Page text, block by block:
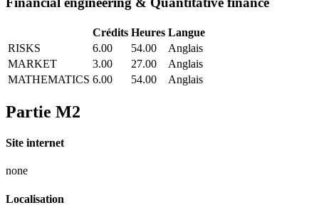
Crédits Heures Langue
RISKS
6.00 54.00
Anglais
MARKET
3.00 27.00
Anglais
MATHEMATICS 6.00 54.00 Anglais
Partie M2
Site internet
none
Localisation